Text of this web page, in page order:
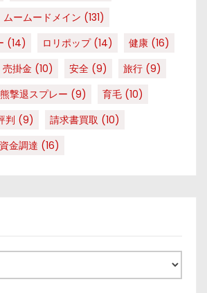
ムームードメイン (131)
(14) ロリポップ(14) 健康 (16)
売掛金 (10) 安全 (9) 旅行 (9)
熊撃退スプレー (9) 育毛 (10)
判 (9) 請求書買取 (10)
資金調達 (16)